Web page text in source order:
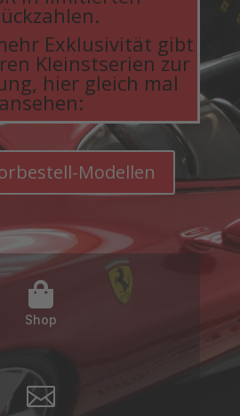
Exklusivität gibt
Kleinstserien zur
hier gleich mal
ansehen:
Modellen

Shop
